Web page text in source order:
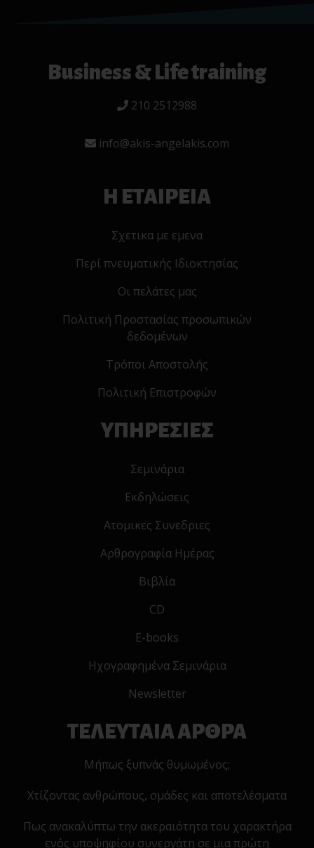
Business & Life training
210 2512988
info@akis-angelakis.com
Η ΕΤΑΙΡΕΙΑ
Σχετικα με εμενα
Περί πνευματικής Ιδιοκτησίας
Οι πελάτες μας
Πολιτική Προστασίας προσωπικών
δεδομένων
Τρόποι Αποστολής
Πολιτική Επιστροφών
ΥΠΗΡΕΣΙΕΣ
Σεμινάρια
Εκδηλώσεις
Ατομικες Συνεδριες
Αρθρογραφία Ημέρας
Βιβλία
CD
E-books
Ηχογραφημένα Σεμινάρια
Newsletter
ΤΕΛΕΥΤΑΙΑ ΑΡΘΡΑ
Μήπως ξυπνάς θυμωμένος;
Χτίζοντας ανθρώπους, ομάδες και αποτελέσματα
Πως ανακαλύπτω την ακεραιότητα του χαρακτήρα
ενός υποψηφίου συνεργάτη σε μια πρώτη